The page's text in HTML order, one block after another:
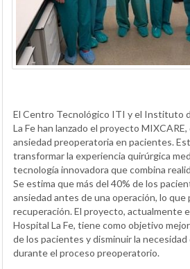
El Centro Tecnológico ITI y el Instituto
La Fe han lanzado el proyecto
ansiedad preoperatoria en pacientes.
transformar la experiencia quirúrgica
tecnología innovadora que combina
Se estima que más del 40% de los
ansiedad antes de una operación, lo
recuperación. El proyecto, actualmente
Hospital La Fe, tiene como objetivo
de los pacientes y disminuir la
durante el proceso preoperatorio.